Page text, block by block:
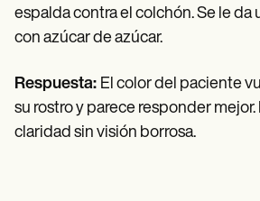
espalda contra el colchón. Se le da
con azúcar de azúcar.
Respuesta: El color del paciente
su rostro y parece responder
claridad sin visión borrosa.